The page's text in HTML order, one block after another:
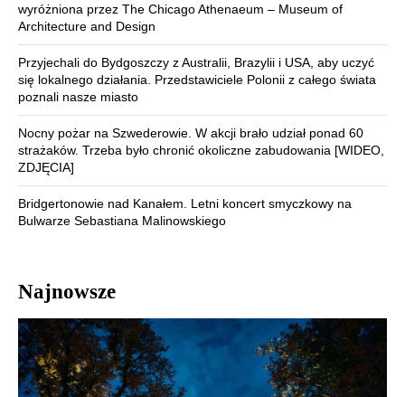
wyróżniona przez The Chicago Athenaeum – Museum of
Architecture and Design
Przyjechali do Bydgoszczy z Australii, Brazylii i USA, aby uczyć
się lokalnego działania. Przedstawiciele Polonii z całego świata
poznali nasze miasto
Nocny pożar na Szwederowie. W akcji brało udział ponad 60
strażaków. Trzeba było chronić okoliczne zabudowania [WIDEO,
ZDJĘCIA]
Bridgertonowie nad Kanałem. Letni koncert smyczkowy na
Bulwarze Sebastiana Malinowskiego
Najnowsze